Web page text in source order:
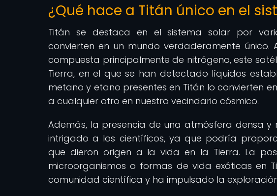
¿Qué hace a Titán único en el
Titán se destaca en el sistema solar por
convierten en un mundo verdaderamente
compuesta principalmente de nitrógeno, este
Tierra, en el que se han detectado líquidos
metano y etano presentes en Titán lo convierten
a cualquier otro en nuestro vecindario cósmico.
Además, la presencia de una atmósfera densa
intrigado a los científicos, ya que podría
que dieron origen a la vida en la Tierra. La
microorganismos o formas de vida exóticas en
comunidad científica y ha impulsado la